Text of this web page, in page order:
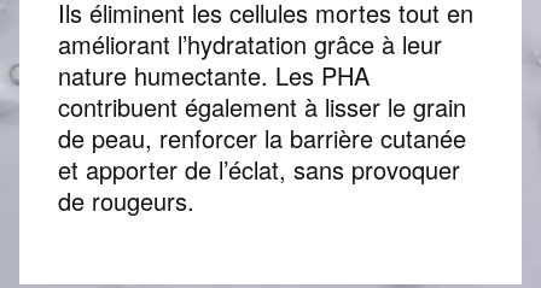
Ils éliminent les cellules mortes tout en
améliorant l’hydratation grâce à leur
nature humectante. Les PHA
contribuent également à lisser le grain
de peau, renforcer la barrière cutanée
et apporter de l’éclat, sans provoquer
de rougeurs.